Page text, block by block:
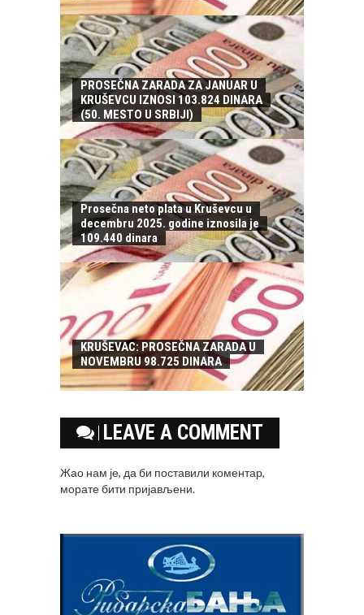
PROSEČNA ZARADA ZA JANUAR U
KRUŠEVCU IZNOSI 103.824 DINARA
(50. MESTO U SRBIJI)
Prosečna neto plata u Kruševcu u
decembru 2025. godine iznosila je
109.440 dinara
KRUŠEVAC: PROSEČNA ZARADA U
NOVEMBRU 98.725 DINARA
LEAVE A COMMENT
Жао нам је, да би поставили коментар,
моратебити пријављени.